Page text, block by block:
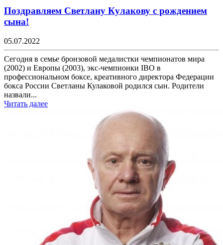
Поздравляем Светлану Кулакову с рождением
сына!
05.07.2022
Сегодня в семье бронзовой медалистки чемпионатов мира
(2002) и Европы (2003), экс-чемпионки IBO в
профессиональном боксе, креативного директора Федерации
бокса России Светланы Кулаковой родился сын. Родители
назвали...
Читать далее